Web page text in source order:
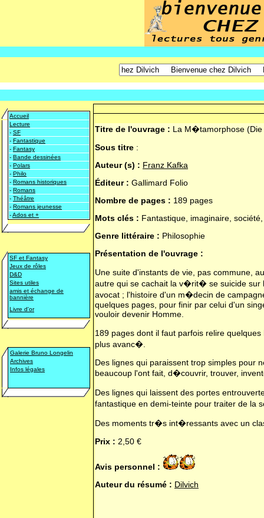
Accueil
Lecture
- SF
- Fantastique
- Fantasy
- Bande dessinées
- Polars
- Philo
- Romans historiques
- Romans
- Théâtre
- Romans jeunesse
-Ados et +
SF et Fantasy
Jeux de rôles
D&D
Sites utiles
amis et échange de
bannière
Livre d'or
Galerie Bruno Longelin
Archives
Infos légales
Titre de l'ouvrage : La M�tamorphose (Die
Sous titre :
Auteur (s) : Franz Kafka
Éditeur : Gallimard Folio
Nombre de pages : 189 pages
Mots clés : Fantastique, imaginaire, société,
Genre littéraire : Philosophie
Présentation de l'ouvrage :
Une suite d'instants de vie, pas
autre qui se cachait la v�rit� se suicide
avocat ; l'histoire d'un m�decin de
quelques pages, pour finir par celui d'un
vouloir devenir Homme.
189 pages dont il faut parfois relire
plus avanc�.
Des lignes qui paraissent trop simples pour
beaucoup l'ont fait, d�couvrir, trouver,
Des lignes qui laissent des portes
fantastique en demi-teinte pour traiter de
Des moments tr�s int�ressants avec un
Prix : 2,50 €
Avis personnel :
Auteur du résumé : Dilvich